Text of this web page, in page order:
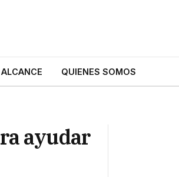
ALCANCE QUIENES SOMOS
ayudar